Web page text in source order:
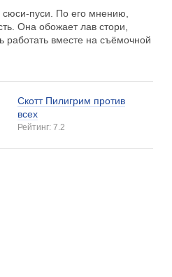
сюси-пуси. По его мнению,
Она обожает лав стори,
вместе на съёмочной
Скотт Пилигрим против
всех
Рейтинг: 7.2